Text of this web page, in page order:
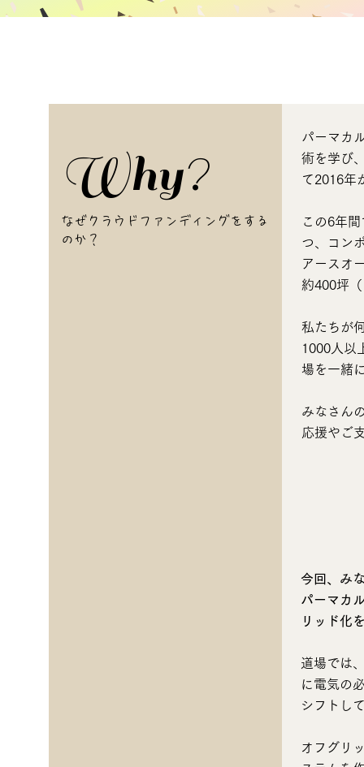
Why?
なぜクラウドファンディングをする
のか？
パーマカ
術を学び
て2016年
この6年
つ、コン
アースオ
約400坪
私たちが
1000人以
場を一緒
みなさん
応援やご
今回、み
パーマカ
リッド化
道場では
に電気の
シフトし
オフグリ